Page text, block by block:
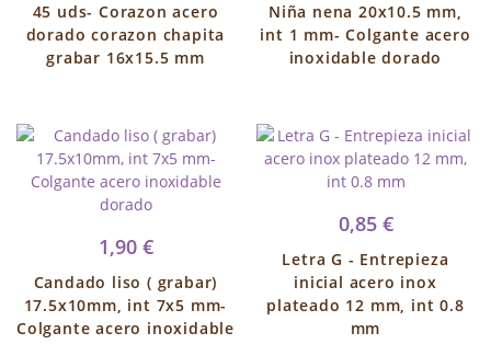
45 uds- Corazon acero
dorado corazon chapita
grabar 16x15.5 mm
Niña nena 20x10.5 mm,
int 1 mm- Colgante acero
inoxidable dorado
1,90 €
Candado liso ( grabar)
17.5x10mm, int 7x5 mm-
Colgante acero inoxidable
0,85 €
Letra G - Entrepieza
inicial acero inox
plateado 12 mm, int 0.8
mm